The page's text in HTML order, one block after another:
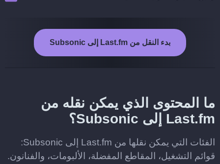
بدء النقل من Last.fm إلى Subsonic
ما المحتوى الذي يمكن نقله من
Last.fm إلى Subsonic؟
الفئات التي يمكن نقلها من Last.fm إلى Subsonic:
قوائم التشغيل، المقاطع المفضلة، الألبومات، والفنانون.